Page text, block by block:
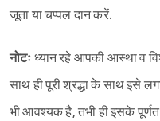
जूता या चप्पल दान करें.
नोटः ध्यान रहे आपकी आस्था व
साथ ही पूरी श्रद्धा के साथ इसे
भी आवश्यक है, तभी ही इसके